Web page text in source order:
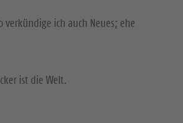
ich auch Neues; ehe
ist die Welt.